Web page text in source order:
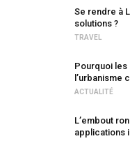
Se rendre à
solutions ?
TRAVEL
Pourquoi les
l’urbanisme
ACTUALITÉ
L’embout
applications